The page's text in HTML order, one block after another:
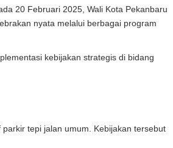
20 Februari 2025, Wali Kota Pekanbaru
nyata melalui berbagai program
kebijakan strategis di bidang
tepi jalan umum. Kebijakan tersebut